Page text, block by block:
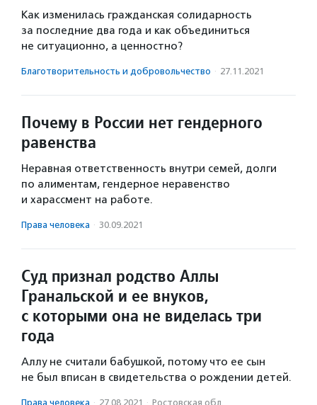
Как изменилась гражданская солидарность
за последние два года и как объединиться
не ситуационно, а ценностно?
Благотвори­тель­ность и доброволь­чест­во · 27.11.2021
Почему в России нет гендерного
равенства
Неравная ответственность внутри семей, долги
по алиментам, гендерное неравенство
и харассмент на работе.
Права человека · 30.09.2021
Суд признал родство Аллы
Гранальской и ее внуков,
с которыми она не виделась три
года
Аллу не считали бабушкой, потому что ее сын
не был вписан в свидетельства о рождении детей.
Права человека · 27.08.2021 · Ростовская обл.